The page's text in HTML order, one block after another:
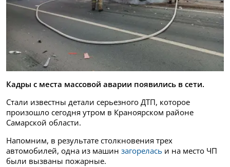
Кадры с места массовой аварии появились в сети.
Стали известны детали серьезного ДТП, которое
произошло сегодня утром в Краноярском районе
Самарской области.
Напомним, в результате столкновения трех
автомобилей, одна из машин загорелась и на место ЧП
были вызваны пожарные.